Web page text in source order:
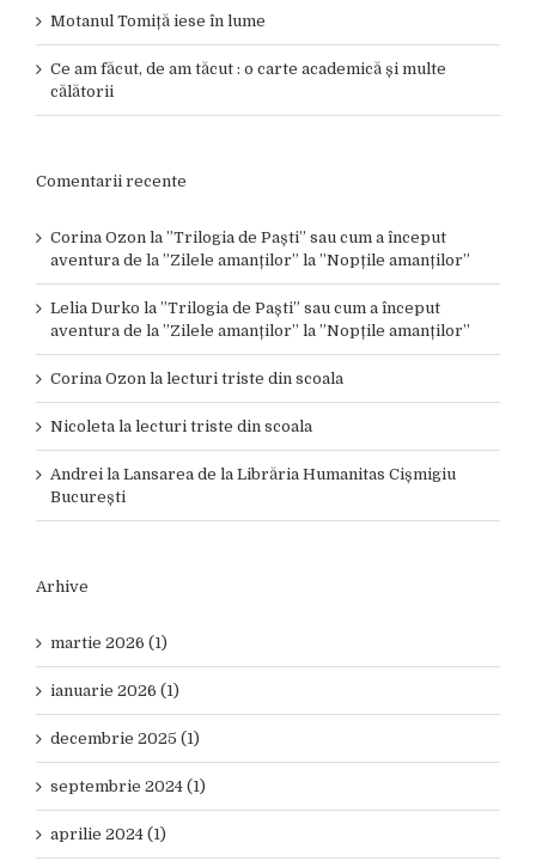
Motanul Tomiță iese în lume
Ce am făcut, de am tăcut : o carte academică și multe
călătorii
Comentarii recente
Corina Ozon la ”Trilogia de Paști” sau cum a început
aventura de la ”Zilele amanților” la ”Nopțile amanților”
Lelia Durko la ”Trilogia de Paști” sau cum a început
aventura de la ”Zilele amanților” la ”Nopțile amanților”
Corina Ozon la lecturi triste din scoala
Nicoleta la lecturi triste din scoala
Andrei la Lansarea de la Librăria Humanitas Cișmigiu
București
Arhive
martie 2026 (1)
ianuarie 2026 (1)
decembrie 2025 (1)
septembrie 2024 (1)
aprilie 2024 (1)